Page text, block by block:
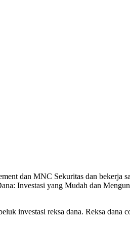
dan MNC Sekuritas dan bekerja
Investasi yang Mudah dan
investasi reksa dana. Reksa dana